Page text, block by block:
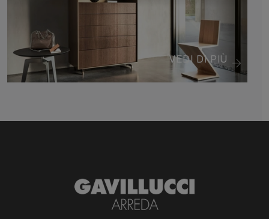
VEDI DI PIÙ